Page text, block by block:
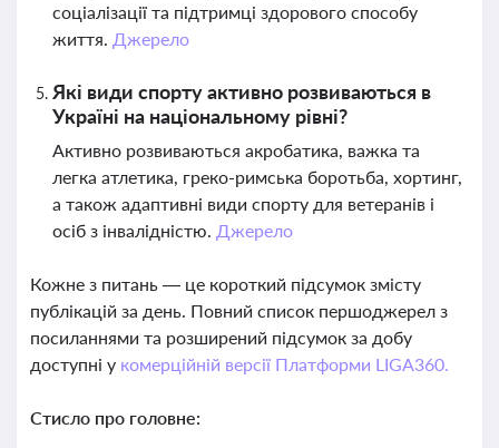
соціалізації та підтримці здорового способу
життя. Джерело
Які види спорту активно розвиваються в
Україні на національному рівні?
Активно розвиваються акробатика, важка та
легка атлетика, греко-римська боротьба, хортинг,
а також адаптивні види спорту для ветеранів і
осіб з інвалідністю. Джерело
Кожне з питань — це короткий підсумок змісту
публікацій за день. Повний список першоджерел з
посиланнями та розширений підсумок за добу
доступні у комерційній версії Платформи LIGA360.
Стисло про головне: